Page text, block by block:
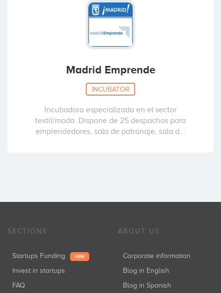
Madrid Emprende
INCUBATOR
Incubadora especializada en el sector
textil/moda. Dispone de 25 despachos para
emprendedores, sala de patronaje, sala d...
SECTIONS
Startups Funding NEW
Invest in startups
FAQ
ABOUT US
Corporate information
Blog in English
Blog in Spanish